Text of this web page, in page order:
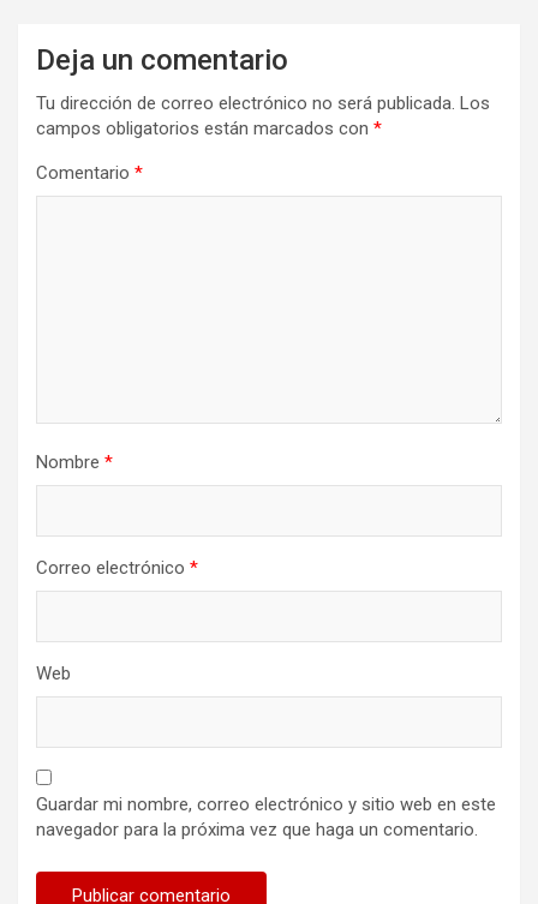
Deja un comentario
Tu dirección de correo electrónico no será publicada. Los
campos obligatorios están marcados con *
Comentario *
Nombre *
Correo electrónico *
Web
Guardar mi nombre, correo electrónico y sitio web en este
navegador para la próxima vez que haga un comentario.